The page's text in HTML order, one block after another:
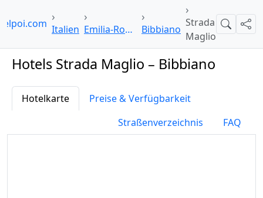
Italien Emilia-Romagna Bibbiano
Strada
Maglio
Suche
Hotels Strada Maglio – Bibbiano
Hotelkarte
Preise & Verfügbarkeit
Straßenverzeichnis
FAQ